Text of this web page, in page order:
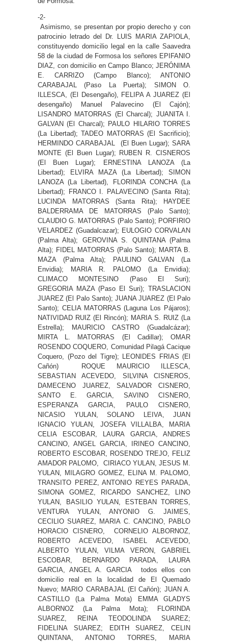
-2-
Asimismo, se presentan por propio derecho y con
patrocinio letrado del Dr. LUIS MARIA ZAPIOLA,
constituyendo domicilio legal en la calle Saavedra
58 de la ciudad de Formosa los señores EPIFANIO
DIAZ, con domicilio en Campo Blanco; JERÓNIMA
E. CARRIZO (Campo Blanco); ANTONIO
CARABAJAL (Paso La Puerta); SIMON O.
ILLESCA, (El Desengaño), FELIPA A JUAREZ (El
desengaño) Manuel Palavecino (El Cajón);
LISANDRO MATORRAS (El Charcal); JUANITA I.
GALVAN (El Charcal); PAULO HILARIO TORRES
(La Libertad); TADEO MATORRAS (El Sacrificio);
HERMINDO CARABAJAL (El Buen Lugar); SARA
MONTE (El Buen Lugar); RUBEN R. CISNEROS
(El Buen Lugar); ERNESTINA LANOZA (La
Libertad); ELVIRA MAZA (La Libertad); SIMON
LANOZA (La Libertad), FLORINDA CONCHA (La
Libertad); FRANCO I. PALAVECINO (Santa Rita);
LUCINDA MATORRAS (Santa Rita); HAYDEE
BALDERRAMA DE MATORRAS (Palo Santo);
CLAUDIO G. MATORRAS (Palo Santo); PORFIRIO
VELARDEZ (Guadalcazar); EULOGIO CORVALAN
(Palma Alta); GEROVINA S. QUINTANA (Palma
Alta); FIDEL MATORRAS (Palo Santo); MARTA B.
MAZA (Palma Alta); PAULINO GALVAN (La
Envidia); MARIA R. PALOMO (La Envidia);
CLIMACO MONTESINO (Paso El Suri);
GREGORIA MAZA (Paso El Suri); TRASLACION
JUAREZ (El Palo Santo); JUANA JUAREZ (El Palo
Santo); CELIA MATORRAS (Laguna Los Pájaros);
NATIVIDAD RUIZ (El Rincón); MARIA S. RUIZ (La
Estrella); MAURICIO CASTRO (Guadalcázar);
MIRTA L. MATORRAS (El Cadillar); OMAR
ROSENDO COQUERO, Comunidad Pilagá Cacique
Coquero, (Pozo del Tigre); LEONIDES FRIAS (El
Cañón) ROQUE MAURICIO ILLESCA,
SEBASTIAN ACEVEDO, SILVINA CISNEROS,
DAMECENO JUAREZ, SALVADOR CISNERO,
SANTO E. GARCIA, SAVINO CISNERO,
ESPERANZA GARCIA, PAULO CISNERO,
NICASIO YULAN, SOLANO LEIVA, JUAN
IGNACIO YULAN, JOSEFA VILLALBA, MARIA
CELIA ESCOBAR, LAURA GARCIA, ANDRES
CANCINO, ANGEL GARCIA, IRINEO CANCINO,
ROBERTO ESCOBAR, ROSENDO TREJO, FELIZ
AMADOR PALOMO, CIRIACO YULAN, JESUS M.
YULAN, MILAGRO GOMEZ, ELINA M. PALOMO,
TRANSITO PEREZ, ANTONIO REYES PARADA,
SIMONA GOMEZ, RICARDO SANCHEZ, LINO
YULAN, BASILIO YULAN, ESTEBAN TORRES,
VENTURA YULAN, ANYONIO G. JAIMES,
CECILIO SUAREZ, MARIA C. CANCINO, PABLO
HORACIO CISNERO, CORNELIO ALBORNOZ,
ROBERTO ACEVEDO, ISABEL ACEVEDO,
ALBERTO YULAN, VILMA VERON, GABRIEL
ESCOBAR, BERNARDO PARADA, LAURA
GARCIA, ANGEL A. GARCIA todos ellos con
domicilio real en la localidad de El Quemado
Nuevo; MARIO CARABAJAL (El Cañón); JUAN A.
CASTILLO (La Palma Mota) EMMA GLADYS
ALBORNOZ (La Palma Mota); FLORINDA
SUAREZ, REINA TEODOLINDA SUAREZ;
FIDELINA SUAREZ; EDITH SUAREZ, CELIN
QUINTANA, ANTONIO TORRES, MARIA